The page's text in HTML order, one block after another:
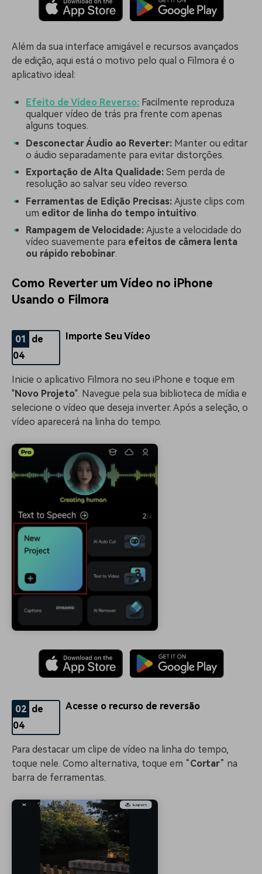
Além da sua interface amigável e recursos avançados
de edição, aqui está o motivo pelo qual o Filmora é o
aplicativo ideal:
Efeito de Vídeo Reverso: Facilmente reproduza
qualquer vídeo de trás pra frente com apenas
alguns toques.
Desconectar Áudio ao Reverter: Manter ou editar
o áudio separadamente para evitar distorções.
Exportação de Alta Qualidade: Sem perda de
resolução ao salvar seu vídeo reverso.
Ferramentas de Edição Precisas: Ajuste clips com
um editor de linha do tempo intuitivo.
Rampagem de Velocidade: Ajuste a velocidade do
vídeo suavemente para efeitos de câmera lenta
ou rápido rebobinar.
Como Reverter um Vídeo no iPhone
Usando o Filmora
01
de
04
Importe Seu Vídeo
Inicie o aplicativo Filmora no seu iPhone e toque em
" Novo Projeto". Navegue pela sua biblioteca de mídia e
selecione o vídeo que deseja inverter. Após a seleção, o
vídeo aparecerá na linha do tempo.
02 de
04
Acesse o recurso de reversão
Para destacar um clipe de vídeo na linha do tempo,
toque nele. Como alternativa, toque em “Cortar” na
barra de ferramentas.